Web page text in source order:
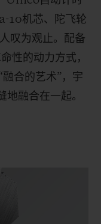
10机芯、陀飞轮
叹为观止。配备
性的动力方式，
合的艺术”，宇
融合在一起。